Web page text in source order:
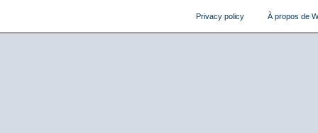
Privacy policy À propos de